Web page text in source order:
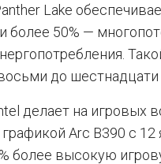
Lake
более 50% —
до
делает на игровых
Arc B390 с
более высокую